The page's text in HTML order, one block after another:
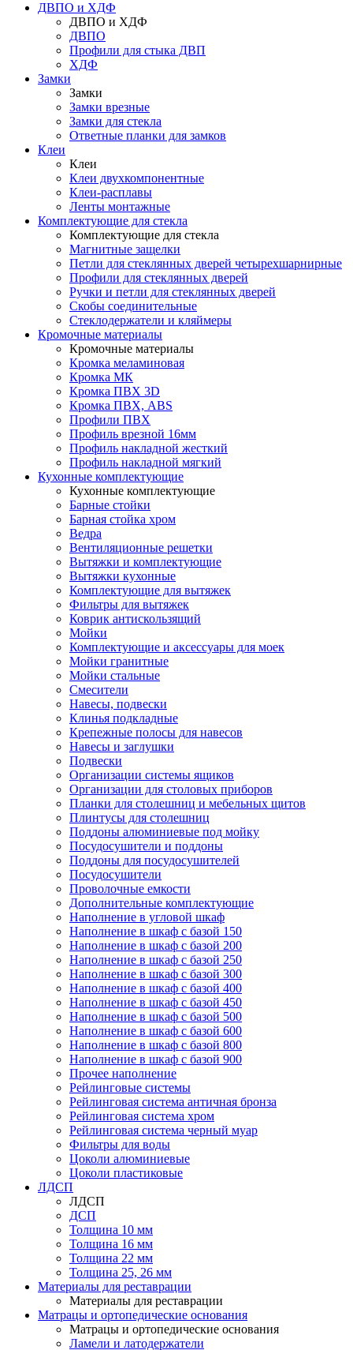
ДВПО и ХДФ
ДВПО и ХДФ
ДВПО
Профили для стыка ДВП
ХДФ
Замки
Замки
Замки врезные
Замки для стекла
Ответные планки для замков
Клеи
Клеи
Клеи двухкомпонентные
Клеи-расплавы
Ленты монтажные
Комплектующие для стекла
Комплектующие для стекла
Магнитные защелки
Петли для стеклянных дверей четырехшарнирные
Профили для стеклянных дверей
Ручки и петли для стеклянных дверей
Скобы соединительные
Стеклодержатели и кляймеры
Кромочные материалы
Кромочные материалы
Кромка меламиновая
Кромка МК
Кромка ПВХ 3D
Кромка ПВХ, ABS
Профили ПВХ
Профиль врезной 16мм
Профиль накладной жесткий
Профиль накладной мягкий
Кухонные комплектующие
Кухонные комплектующие
Барные стойки
Барная стойка хром
Ведра
Вентиляционные решетки
Вытяжки и комплектующие
Вытяжки кухонные
Комплектующие для вытяжек
Фильтры для вытяжек
Коврик антискользящий
Мойки
Комплектующие и аксессуары для моек
Мойки гранитные
Мойки стальные
Смесители
Навесы, подвески
Клинья подкладные
Крепежные полосы для навесов
Навесы и заглушки
Подвески
Организации системы ящиков
Организации для столовых приборов
Планки для столешниц и мебельных щитов
Плинтусы для столешниц
Поддоны алюминиевые под мойку
Посудосушители и поддоны
Поддоны для посудосушителей
Посудосушители
Проволочные емкости
Дополнительные комплектующие
Наполнение в угловой шкаф
Наполнение в шкаф с базой 150
Наполнение в шкаф с базой 200
Наполнение в шкаф с базой 250
Наполнение в шкаф с базой 300
Наполнение в шкаф с базой 400
Наполнение в шкаф с базой 450
Наполнение в шкаф с базой 500
Наполнение в шкаф с базой 600
Наполнение в шкаф с базой 800
Наполнение в шкаф с базой 900
Прочее наполнение
Рейлинговые системы
Рейлинговая система античная бронза
Рейлинговая система хром
Рейлинговая система черный муар
Фильтры для воды
Цоколи алюминиевые
Цоколи пластиковые
ЛДСП
ЛДСП
ДСП
Толщина 10 мм
Толщина 16 мм
Толщина 22 мм
Толщина 25, 26 мм
Материалы для реставрации
Материалы для реставрации
Матрацы и ортопедические основания
Матрацы и ортопедические основания
Ламели и латодержатели